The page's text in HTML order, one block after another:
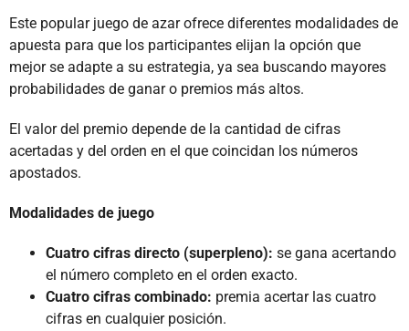
Este popular juego de azar ofrece diferentes modalidades de
apuesta para que los participantes elijan la opción que
mejor se adapte a su estrategia, ya sea buscando mayores
probabilidades de ganar o premios más altos.
El valor del premio depende de la cantidad de cifras
acertadas y del orden en el que coincidan los números
apostados.
Modalidades de juego
Cuatro cifras directo (superpleno): se gana acertando
el número completo en el orden exacto.
Cuatro cifras combinado: premia acertar las cuatro
cifras en cualquier posición.